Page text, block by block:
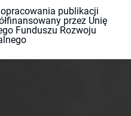
publikacji
przez Unię
Funduszu Rozwoju